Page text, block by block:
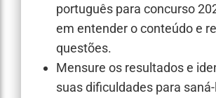
português para concurso
em entender o conteúdo e
questões.
Mensure os resultados e
suas dificuldades para